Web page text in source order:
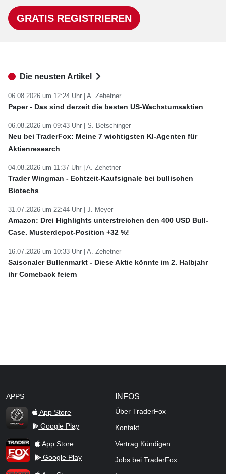
GRATIS REGISTRIEREN
Die neusten Artikel
06.08.2026 um 12:24 Uhr | A. Zehetner
Paper - Das sind derzeit die besten US-Wachstumsaktien
06.08.2026 um 09:43 Uhr | S. Betschinger
Neu bei TraderFox: Meine 7 wichtigsten KI-Agenten für
Aktienresearch
04.08.2026 um 11:37 Uhr | A. Zehetner
Trader Wingman - Echtzeit-Kaufsignale bei bullischen
Biotechs
31.07.2026 um 22:44 Uhr | J. Meyer
Amazon: Drei Highlights unterstreichen den 400 USD Bull-
Case. Musterdepot-Position +32 %!
16.07.2026 um 10:33 Uhr | A. Zehetner
Saisonaler Bullenmarkt - Diese Aktie könnte im 2. Halbjahr
ihr Comeback feiern
APPS
TraderFox Flash
App Store
Google Play
TraderFox AppApp Store
Google Play
INFOS
Über TraderFox
Kontakt
Vertrag Kündigen
Jobs bei TraderFox